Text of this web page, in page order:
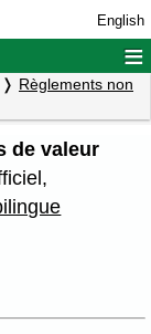
English
≡
Règlements non
de valeur